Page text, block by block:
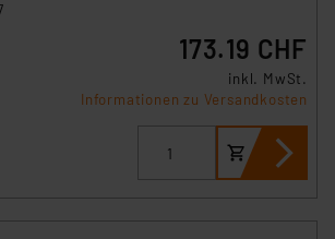
173.19 CHF
inkl. MwSt.
Informationen zu Versandkosten